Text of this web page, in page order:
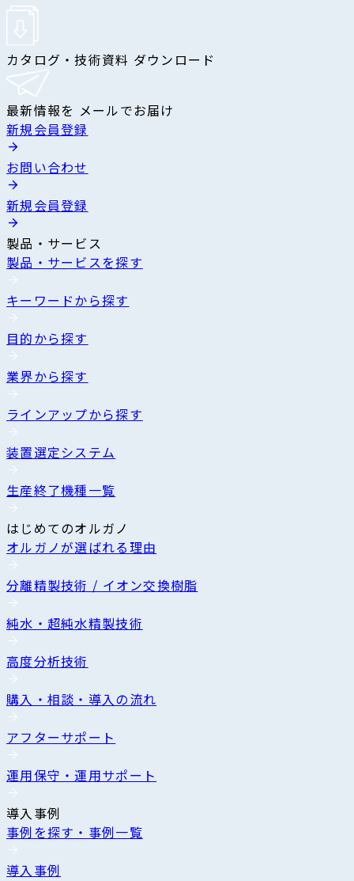
カタログ・技術資料 ダウンロード
最新情報を メールでお届け
新規会員登録
お問い合わせ
新規会員登録
製品・サービス
製品・サービスを探す
キーワードから探す
目的から探す
業界から探す
ラインアップから探す
装置選定システム
生産終了機種一覧
はじめてのオルガノ
オルガノが選ばれる理由
分離精製技術 / イオン交換樹脂
純水・超純水精製技術
高度分析技術
購入・相談・導入の流れ
アフターサポート
運用保守・運用サポート
導入事例
事例を探す・事例一覧
導入事例